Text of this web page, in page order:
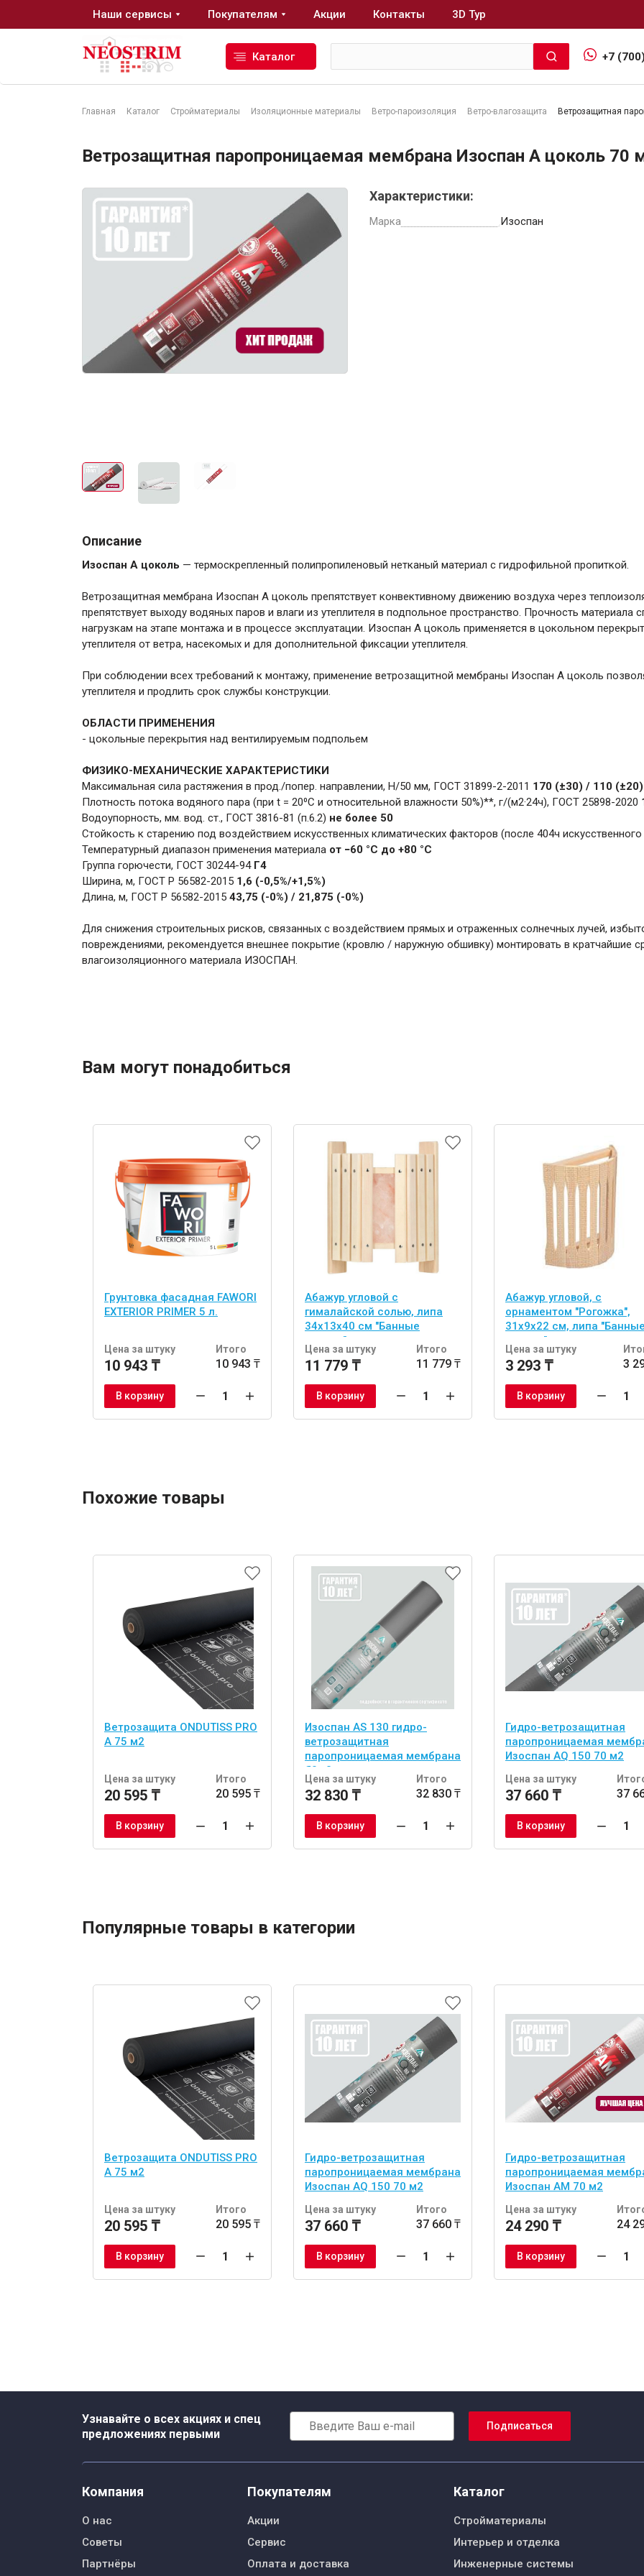
Главная Каталог Стройматериалы Изоляционные материалы Ветро-пароизоляция Ветро-влагозащита Ветрозащитная
Ветрозащитная паропроницаемая мембрана Изоспан A цоколь 70
Характеристики:
Марка Изоспан
Описание
Изоспан А цоколь — термоскрепленный полипропиленовый нетканый материал с гидрофильной пропиткой.
Ветрозащитная мембрана Изоспан А цоколь препятствует конвективному движению воздуха через
препятствует выходу водяных паров и влаги из утеплителя в подпольное пространство. Прочность материала
нагрузкам на этапе монтажа и в процессе эксплуатации. Изоспан А цоколь применяется в цокольном
утеплителя от ветра, насекомых и для дополнительной фиксации утеплителя.
При соблюдении всех требований к монтажу, применение ветрозащитной мембраны Изоспан А цоколь
утеплителя и продлить срок службы конструкции.
ОБЛАСТИ ПРИМЕНЕНИЯ
- цокольные перекрытия над вентилируемым подпольем
ФИЗИКО-МЕХАНИЧЕСКИЕ ХАРАКТЕРИСТИКИ
Максимальная сила растяжения в прод./попер. направлении, Н/50 мм, ГОСТ 31899-2-2011 170 (±30) / 110 (±20)
Плотность потока водяного пара (при t = 20⁰С и относительной влажности 50%)**, г/(м2·24ч), ГОСТ 25898-2020
Водоупорность, мм. вод. ст., ГОСТ 3816-81 (п.6.2) не более 50
Стойкость к старению под воздействием искусственных климатических факторов (после 404ч
Температурный диапазон применения материала от −60 °С до +80 °С
Группа горючести, ГОСТ 30244-94 Г4
Ширина, м, ГОСТ Р 56582-2015 1,6 (-0,5%/+1,5%)
Длина, м, ГОСТ Р 56582-2015 43,75 (-0%) / 21,875 (-0%)
Для снижения строительных рисков, связанных с воздействием прямых и отраженных солнечных лучей,
повреждениями, рекомендуется внешнее покрытие (кровлю / наружную обшивку) монтировать в кратчайшие
влагоизоляционного материала ИЗОСПАН.
Вам могут понадобиться
Грунтовка фасадная FAWORI
EXTERIOR PRIMER 5 л.
Цена за штуку
10 943 ₸
Итого
10 943 ₸
В корзину
Абажур угловой с
гималайской солью, липа
34х13х40 см "Банные
штучки"
Цена за штуку
11 779 ₸
Итого
11 779 ₸
В корзину
Абажур угловой, с
орнаментом "Рогожка",
31х9х22 см, липа "Банные
штучки"
Цена за штуку
3 293 ₸ 3
В корзину
Похожие товары
Ветрозащита ONDUTISS PRO
A 75 м2
Цена за штуку
20 595 ₸
Итого
20 595 ₸
В корзину
Изоспан AS 130 гидро-
ветрозащитная
паропроницаемая мембрана
70м2
Цена за штуку
32 830 ₸
Итого
32 830 ₸
В корзину
Гидро-ветрозащитная
паропроницаемая
Изоспан AQ 150 70 м2
Цена за штуку
37 660 ₸ 37
В корзину
Популярные товары в категории
Ветрозащита ONDUTISS PRO
A 75 м2
Цена за штуку
20 595 ₸
Итого
20 595 ₸
В корзину
Гидро-ветрозащитная
паропроницаемая мембрана
Изоспан AQ 150 70 м2
Цена за штуку
37 660 ₸
Итого
37 660 ₸
В корзину
Гидро-ветрозащитная
паропроницаемая
Изоспан AM 70 м2
Цена за штуку
24 290 ₸ 24
В корзину
Узнавайте о всех акциях и спец
предложениях первыми
Подписаться
Компания
О нас
Советы
Партнёры
Покупателям
Акции
Сервис
Оплата и доставка
Каталог
Стройматериалы
Интерьер и отделка
Инженерные системы
Наши сервисы Покупателям Акции Контакты 3D Тур
Каталог +7
Гидроизоляция
Изоляционные материалы
Кровельные материалы
Ещё 2
Герметики
Клеи, жидкие гвозди
Электро-оборудование
Монтажные ленты
Канаты, шнуры
Оборудование для клининга и уборки